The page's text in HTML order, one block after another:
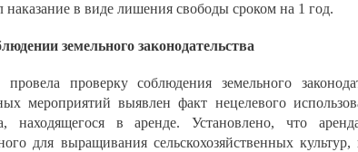
наказание в виде лишения свободы сроком на 1 год.
земельного законодательства
проверку соблюдения земельного
мероприятий выявлен факт нецелевого
находящегося в аренде. Установлено, что
для выращивания сельскохозяйственных культур,